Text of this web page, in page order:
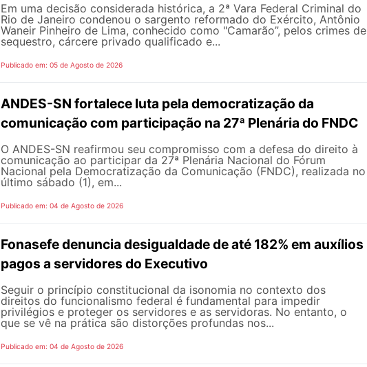
Em uma decisão considerada histórica, a 2ª Vara Federal Criminal do
Rio de Janeiro condenou o sargento reformado do Exército, Antônio
Waneir Pinheiro de Lima, conhecido como "Camarão”, pelos crimes de
sequestro, cárcere privado qualificado e...
Publicado em: 05 de Agosto de 2026
ANDES-SN fortalece luta pela democratização da
comunicação com participação na 27ª Plenária do FNDC
O ANDES-SN reafirmou seu compromisso com a defesa do direito à
comunicação ao participar da 27ª Plenária Nacional do Fórum
Nacional pela Democratização da Comunicação (FNDC), realizada no
último sábado (1), em...
Publicado em: 04 de Agosto de 2026
Fonasefe denuncia desigualdade de até 182% em auxílios
pagos a servidores do Executivo
Seguir o princípio constitucional da isonomia no contexto dos
direitos do funcionalismo federal é fundamental para impedir
privilégios e proteger os servidores e as servidoras. No entanto, o
que se vê na prática são distorções profundas nos...
Publicado em: 04 de Agosto de 2026